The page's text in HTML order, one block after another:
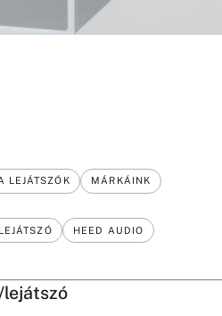
LEJÁTSZÓK MÁRKÁINK
HEED AUDIO
lejátszó